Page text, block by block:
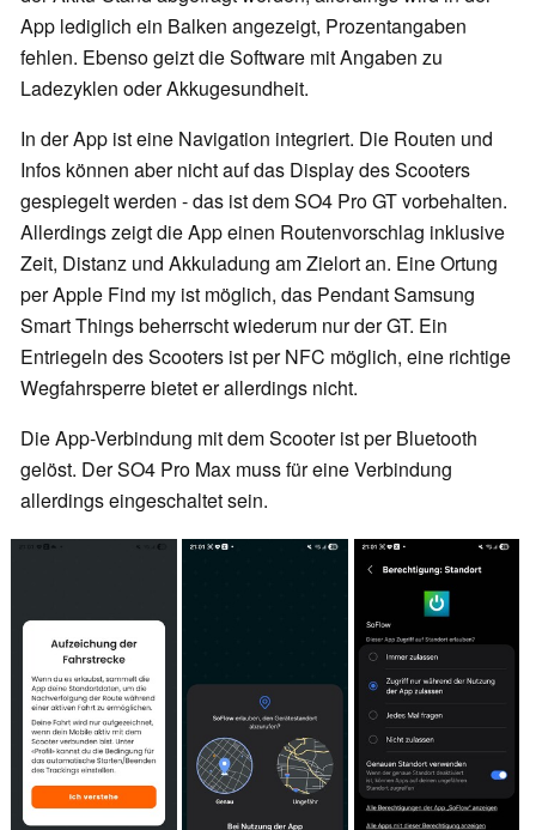
App lediglich ein Balken angezeigt, Prozentangaben
fehlen. Ebenso geizt die Software mit Angaben zu
Ladezyklen oder Akkugesundheit.
In der App ist eine Navigation integriert. Die Routen und
Infos können aber nicht auf das Display des Scooters
gespiegelt werden - das ist dem SO4 Pro GT vorbehalten.
Allerdings zeigt die App einen Routenvorschlag inklusive
Zeit, Distanz und Akkuladung am Zielort an. Eine Ortung
per Apple Find my ist möglich, das Pendant Samsung
Smart Things beherrscht wiederum nur der GT. Ein
Entriegeln des Scooters ist per NFC möglich, eine richtige
Wegfahrsperre bietet er allerdings nicht.
Die App-Verbindung mit dem Scooter ist per Bluetooth
gelöst. Der SO4 Pro Max muss für eine Verbindung
allerdings eingeschaltet sein.